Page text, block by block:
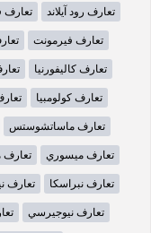
تعارف رود آيلاند تعارف
تعارف فيرمونت
تعارف كاليفورنيا
تعارف كولومبيا
تعارف ماساتشوستس
تعارف ميسوري
تعارف نبراسكا تعارف
تعارف نيوجيرسي